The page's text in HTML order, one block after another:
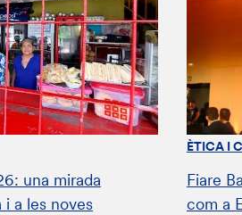
una mirada
a les noves
ÈTICA I
Fiare
com a